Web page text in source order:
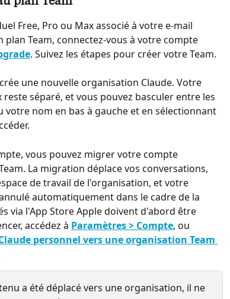
Free, Pro ou Max associé à votre e-mail
Team, connectez-vous à votre compte
. Suivez les étapes pour créer votre Team.
une nouvelle organisation Claude. Votre
séparé, et vous pouvez basculer entre les
nom en bas à gauche et en sélectionnant
vous pouvez migrer votre compte
La migration déplace vos conversations,
de travail de l'organisation, et votre
automatiquement dans le cadre de la
via l'App Store Apple doivent d'abord être
accédez à Paramètres > Compte, ou
personnel vers une organisation Team
a été déplacé vers une organisation, il ne